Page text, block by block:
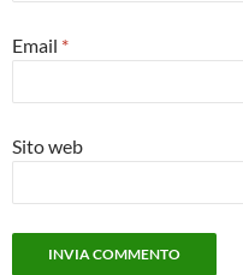
Email *
Sito web